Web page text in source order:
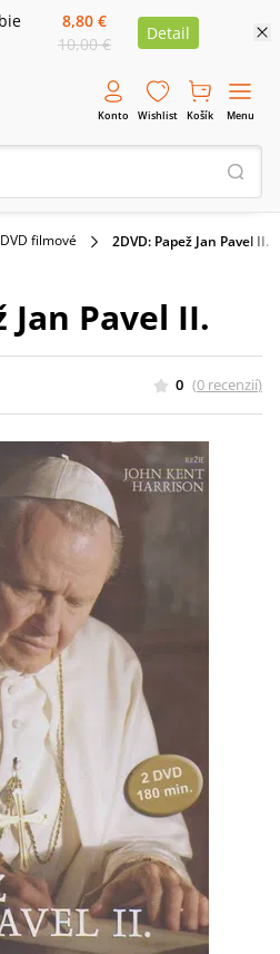
8,80 €
10,00 €
Detail
Konto Wishlist Košík Menu
DVD filmové 2DVD: Papež Jan Pavel II.
Jan Pavel II.
0 (0 recenzií)